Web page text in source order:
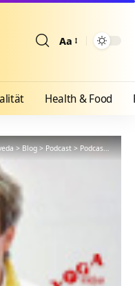
Aa
Health & Food
>Blog>Podcast>Podcast Kanal: Yoga Psychologie Vortrag Podcast